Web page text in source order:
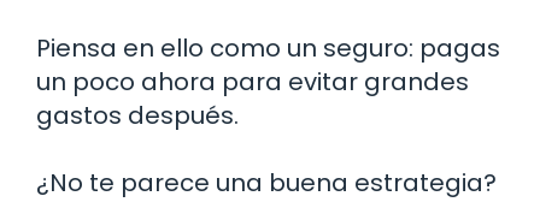
Piensa en ello como un seguro: pagas
un poco ahora para evitar grandes
gastos después.
¿No te parece una buena estrategia?